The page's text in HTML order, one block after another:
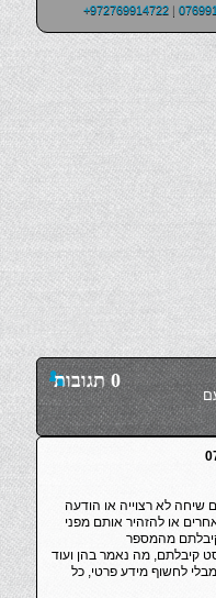
+972769914722|
0 תגובות
לא רצוייה או הודעה
או להזהיר אותם מפני
מהמספר
טקסט קיבלתם, מה נאמר בהן ועוד
לחשוף מידע פרטי, כל